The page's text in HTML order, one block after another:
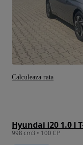
998 cm3 • 100 CP
Calculeaza rata